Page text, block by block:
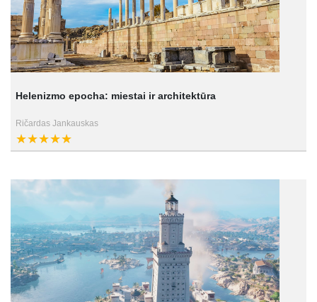
Helenizmo epocha: miestai ir architektūra
Ričardas Jankauskas